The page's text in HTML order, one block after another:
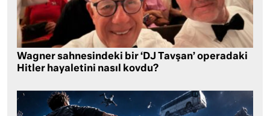
Wagner sahnesindeki bir ‘DJ Tavşan’ operadaki
Hitler hayaletini nasıl kovdu?